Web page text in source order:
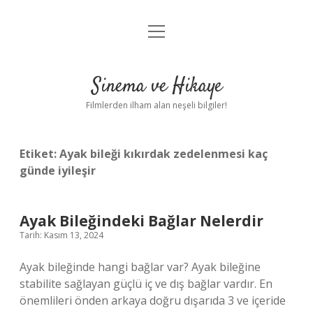
Gizlilik Politikası
Yasal Uyarı
menüyü
Sinema ve Hikaye
Filmlerden ilham alan neşeli bilgiler!
Etiket:Ayak bileği kıkırdak zedelenmesi kaç
günde iyileşir
Ayak Bileğindeki Bağlar Nelerdir
Tarih: Kasım 13, 2024
Ayak bileğinde hangi bağlar var? Ayak bileğine
stabilite sağlayan güçlü iç ve dış bağlar vardır. En
önemlileri önden arkaya doğru dışarıda 3 ve içeride